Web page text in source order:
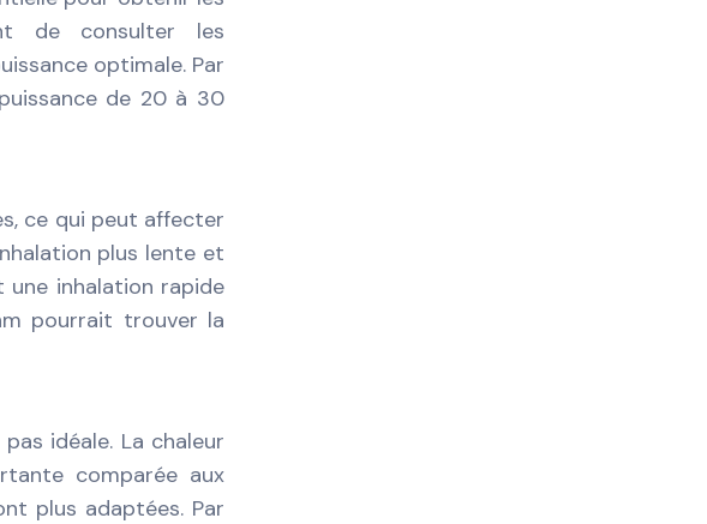
de consulter les
optimale. Par
de 20 à 30
ce qui peut affecter
plus lente et
inhalation rapide
pourrait trouver la
idéale. La chaleur
comparée aux
plus adaptées. Par